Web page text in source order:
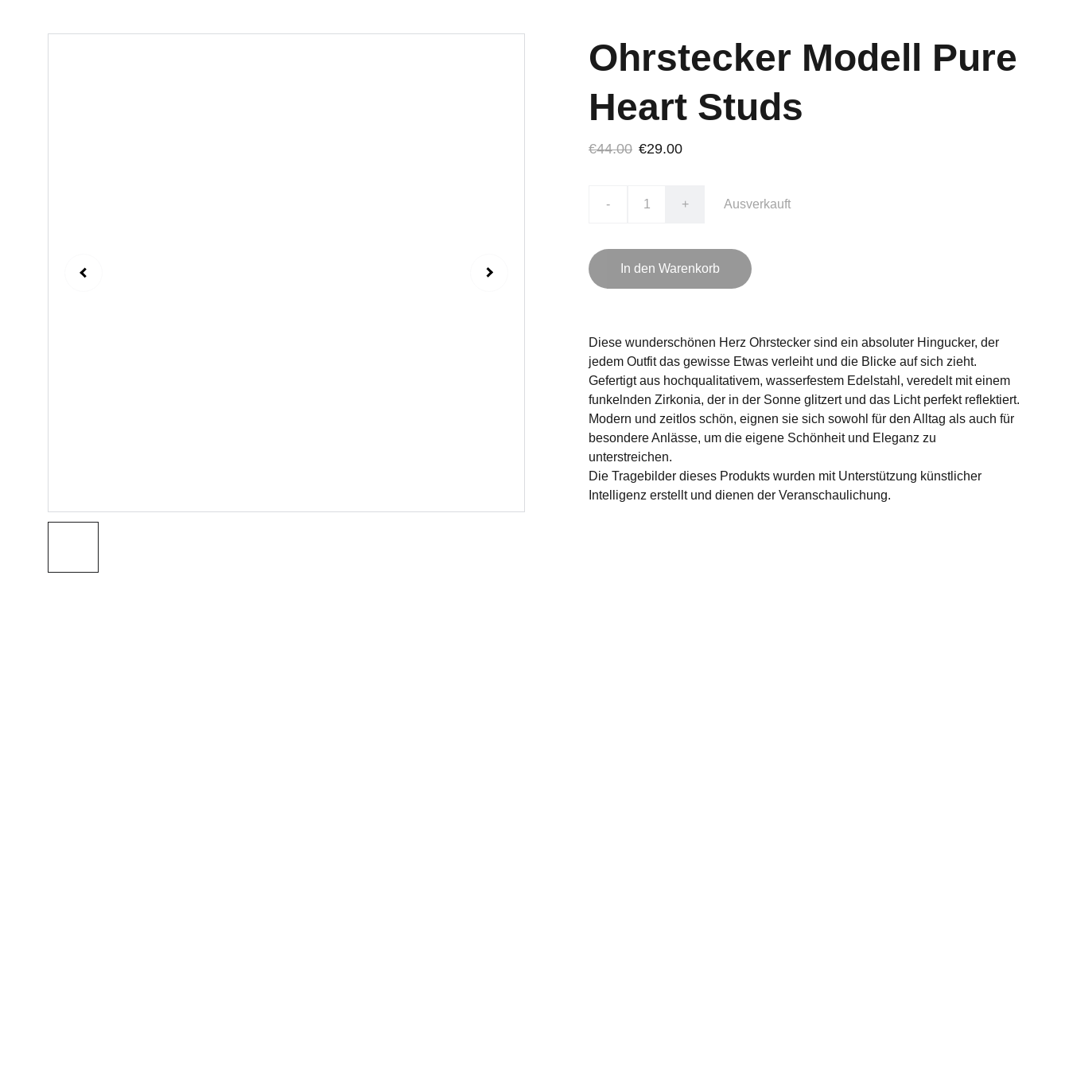
Ohrstecker Modell Pure
Heart Studs
€44.00 €29.00
- + Ausverkauft
In den Warenkorb
Diese wunderschönen Herz Ohrstecker sind ein absoluter Hingucker, der
jedem Outfit das gewisse Etwas verleiht und die Blicke auf sich zieht.
Gefertigt aus hochqualitativem, wasserfestem Edelstahl, veredelt mit einem
funkelnden Zirkonia, der in der Sonne glitzert und das Licht perfekt reflektiert.
Modern und zeitlos schön, eignen sie sich sowohl für den Alltag als auch für
besondere Anlässe, um die eigene Schönheit und Eleganz zu
unterstreichen.
Die Tragebilder dieses Produkts wurden mit Unterstützung künstlicher
Intelligenz erstellt und dienen der Veranschaulichung.